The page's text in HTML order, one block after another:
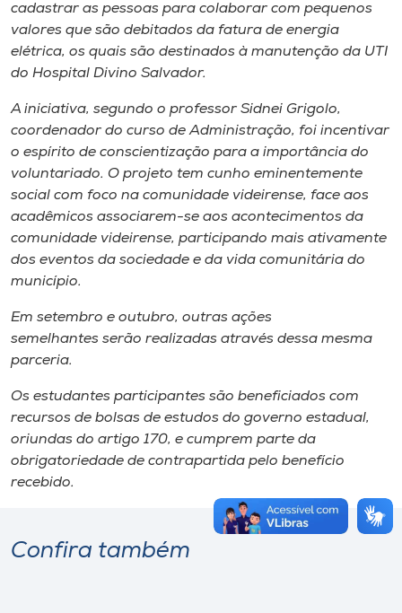
cadastrar as pessoas para colaborar com pequenos
valores que são debitados da fatura de energia
elétrica, os quais são destinados à manutenção da UTI
do Hospital Divino Salvador.
A iniciativa, segundo o professor Sidnei Grigolo,
coordenador do curso de Administração, foi incentivar
o espírito de conscientização para a importância do
voluntariado. O projeto tem cunho eminentemente
social com foco na comunidade videirense, face aos
acadêmicos associarem-se aos acontecimentos da
comunidade videirense, participando mais ativamente
dos eventos da sociedade e da vida comunitária do
município.
Em setembro e outubro, outras ações
semelhantes serão realizadas através dessa mesma
parceria.
Os estudantes participantes são beneficiados com
recursos de bolsas de estudos do governo estadual,
oriundas do artigo 170, e cumprem parte da
obrigatoriedade de contrapartida pelo benefício
recebido.
Confira também